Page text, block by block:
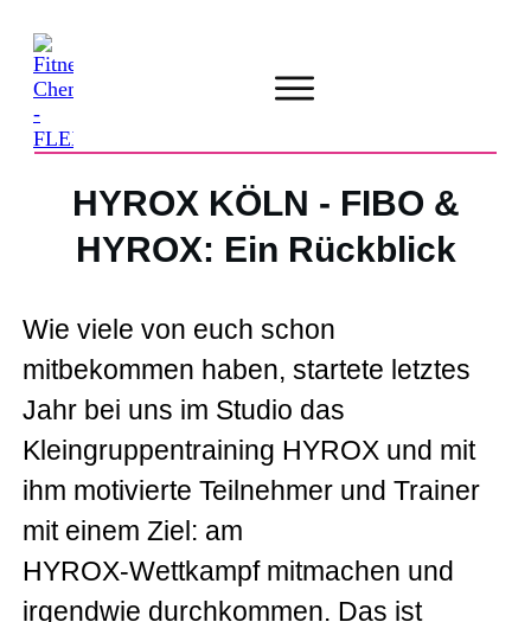
HYROX KÖLN - FIBO &
HYROX: Ein Rückblick
Wie viele von euch schon
mitbekommen haben, startete letztes
Jahr bei uns im Studio das
Kleingruppentraining HYROX und mit
ihm motivierte Teilnehmer und Trainer
mit einem Ziel: am
HYROX-Wettkampf mitmachen und
irgendwie durchkommen. Das ist